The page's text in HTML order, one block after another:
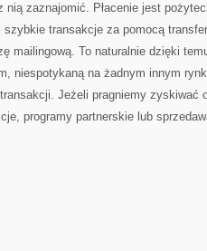
nią zaznajomić. Płacenie jest
szybkie transakcje za pomocą
mailingową. To naturalnie dzięki
niespotykaną na żadnym innym
Jeżeli pragniemy zyskiwać
programy partnerskie lub